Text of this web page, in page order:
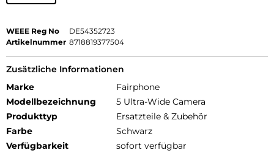
WEEE Reg No
DE54352723
Artikelnummer 8718819377504
Zusätzliche Informationen
Marke
Fairphone
Modellbezeichnung
5 Ultra-Wide Camera
Produkttyp
Ersatzteile & Zubehör
Farbe
Schwarz
Verfügbarkeit
sofort verfügbar